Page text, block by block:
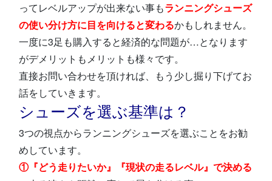
ってレベルアップが出来ない事もランニングシューズ
の使い分け方に目を向けると変わるかもしれません。
一度に3足も購入すると経済的な問題が…となります
がデメリットもメリットも様々です。
直接お問い合わせを頂ければ、もう少し掘り下げてお
話をしていきます。
シューズを選ぶ基準は？
3つの視点からランニングシューズを選ぶことをお勧
めしています。
①『どう走りたいか』『現状の走るレベル』で決める